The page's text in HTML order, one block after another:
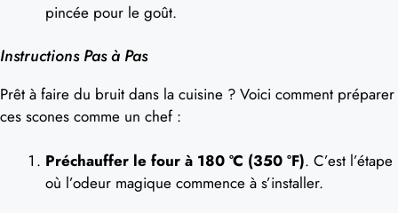
pincée pour le goût.
Instructions Pas à Pas
Prêt à faire du bruit dans la cuisine ? Voici comment préparer
ces scones comme un chef :
Préchauffer le four à 180 °C (350 °F). C’est l’étape
où l’odeur magique commence à s’installer.